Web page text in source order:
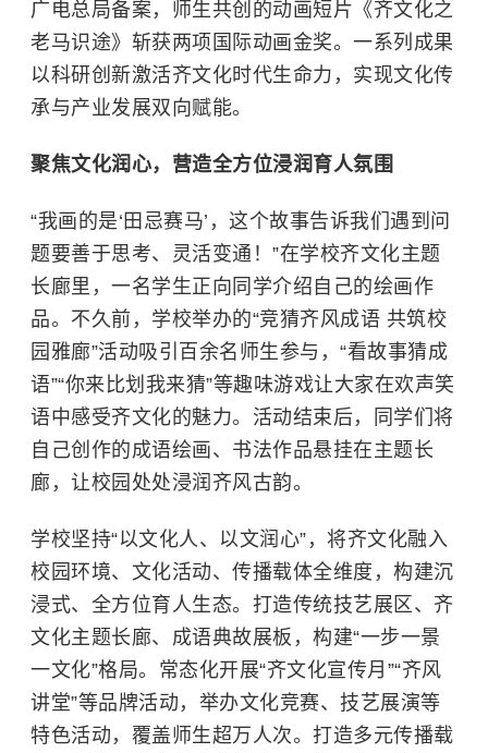
广电总局备案，师生共创的动画短片《齐文化之
老马识途》斩获两项国际动画金奖。一系列成果
以科研创新激活齐文化时代生命力，实现文化传
承与产业发展双向赋能。
聚焦文化润心，营造全方位浸润育人氛围
“我画的是‘田忌赛马’，这个故事告诉我们遇到问
题要善于思考、灵活变通！”在学校齐文化主题
长廊里，一名学生正向同学介绍自己的绘画作
品。不久前，学校举办的“竞猜齐风成语 共筑校
园雅廊”活动吸引百余名师生参与，“看故事猜成
语”“你来比划我来猜”等趣味游戏让大家在欢声笑
语中感受齐文化的魅力。活动结束后，同学们将
自己创作的成语绘画、书法作品悬挂在主题长
廊，让校园处处浸润齐风古韵。
学校坚持“以文化人、以文润心”，将齐文化融入
校园环境、文化活动、传播载体全维度，构建沉
浸式、全方位育人生态。打造传统技艺展区、齐
文化主题长廊、成语典故展板，构建“一步一景
一文化”格局。常态化开展“齐文化宣传月”“齐风
讲堂”等品牌活动，举办文化竞赛、技艺展演等
特色活动，覆盖师生超万人次。打造多元传播载